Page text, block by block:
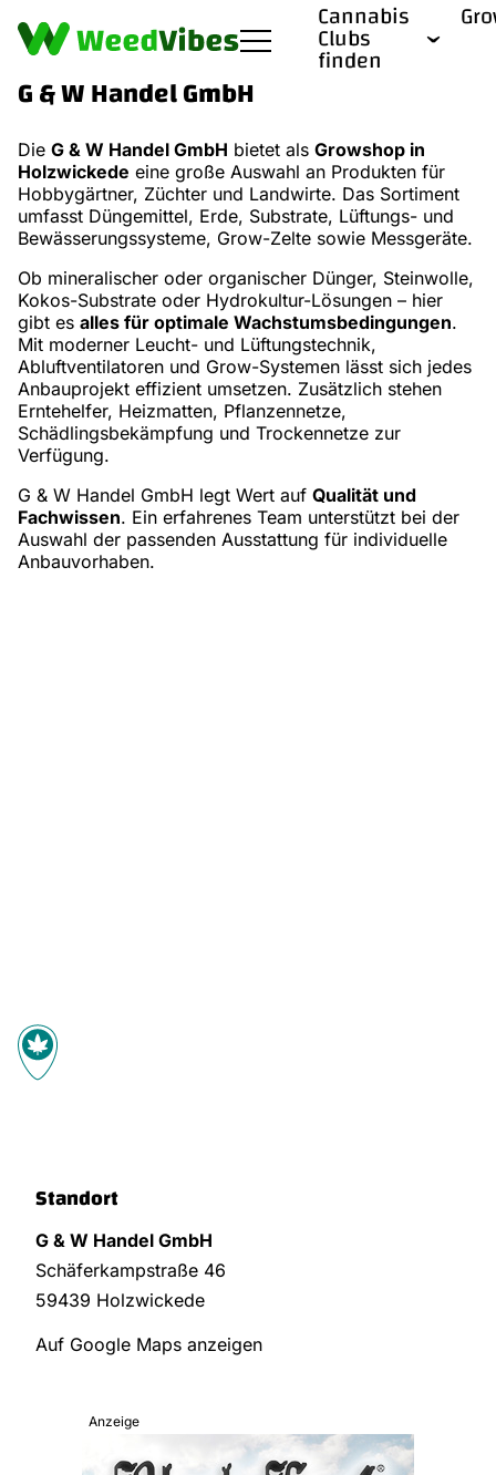
Cannabis
Clubs
finden
G & W Handel GmbH
Die G & W Handel GmbH bietet als Growshop in
Holzwickede eine große Auswahl an Produkten für
Hobbygärtner, Züchter und Landwirte. Das Sortiment
umfasst Düngemittel, Erde, Substrate, Lüftungs- und
Bewässerungssysteme, Grow-Zelte sowie Messgeräte.
Ob mineralischer oder organischer Dünger, Steinwolle,
Kokos-Substrate oder Hydrokultur-Lösungen – hier
gibt es alles für optimale Wachstumsbedingungen.
Mit moderner Leucht- und Lüftungstechnik,
Abluftventilatoren und Grow-Systemen lässt sich jedes
Anbauprojekt effizient umsetzen. Zusätzlich stehen
Erntehelfer, Heizmatten, Pflanzennetze,
Schädlingsbekämpfung und Trockennetze zur
Verfügung.
G & W Handel GmbH legt Wert auf Qualität und
Fachwissen. Ein erfahrenes Team unterstützt bei der
Auswahl der passenden Ausstattung für individuelle
Anbauvorhaben.
Standort
G & W Handel GmbH
Schäferkampstraße 46
59439 Holzwickede
Auf Google Maps anzeigen
Anzeige